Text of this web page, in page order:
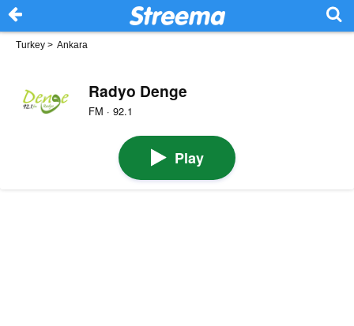
Turkey > Ankara
Radyo Denge
FM · 92.1
Play